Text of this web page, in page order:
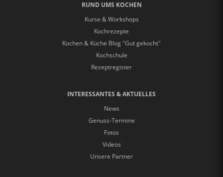
RUND UMS KOCHEN
Kurse & Workshops
Kochrezepte
Kochen & Küche Blog "Gut gekocht"
Kochschule
Rezeptregister
INTERESSANTES & AKTUELLES
News
Genuss-Termine
Fotos
Videos
Unsere Partner